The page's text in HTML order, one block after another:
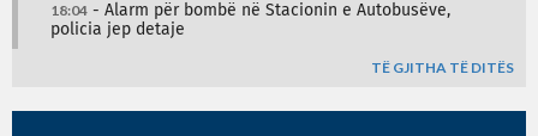
18:04 - Alarm për bombë në Stacionin e Autobusëve,
policia jep detaje
TË GJITHA TË DITËS